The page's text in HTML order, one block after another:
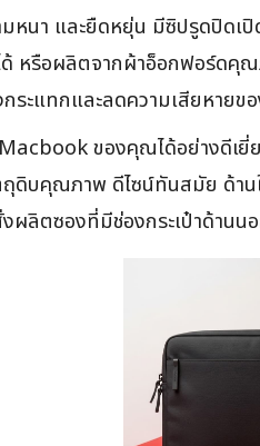
หนา และยืดหยุ่น มีซิปรูดปิดเ
ด้ หรือผลิตจากผ้าอ็อกฟอร์
ะแทกและลดความเสียหาย
ของคุณได้อย่างดีเยี่
ถุดิบคุณภาพ ดีไซน์ทันสมัย ด้
ผลิตซองที่มีช่องกระเป๋าด้าน